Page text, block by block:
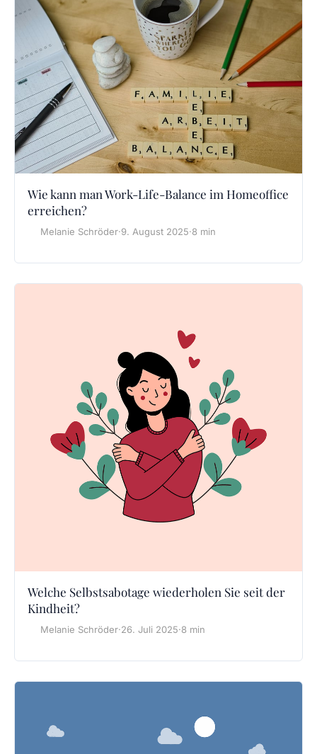
Wie kann man Work-Life-Balance im Homeoffice
erreichen?
Melanie Schröder·9. August 2025·8 min
Welche Selbstsabotage wiederholen Sie seit der
Kindheit?
Melanie Schröder·26. Juli 2025·8 min